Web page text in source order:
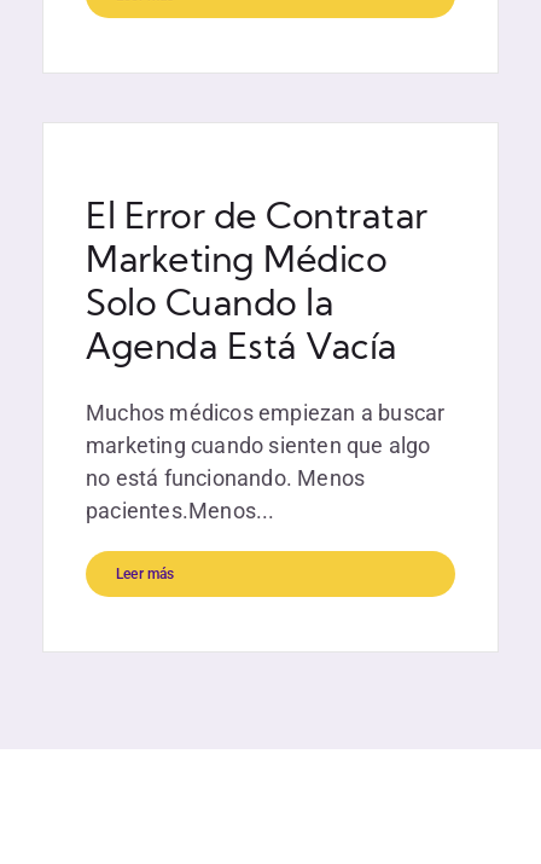
El Error de Contratar
Marketing Médico
Solo Cuando la
Agenda Está Vacía
Muchos médicos empiezan a buscar
marketing cuando sienten que algo
no está funcionando. Menos
pacientes.Menos...
Leer más